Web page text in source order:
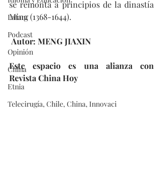
Latam
Podcast
Opinión
China
Etnia
Telecirugía, Chile, China, Innovaci
se remonta a principios de la dinastía
Ming (1368-1644).
Autor: MENG JIAXIN
Este espacio es una alianza con
Revista China Hoy